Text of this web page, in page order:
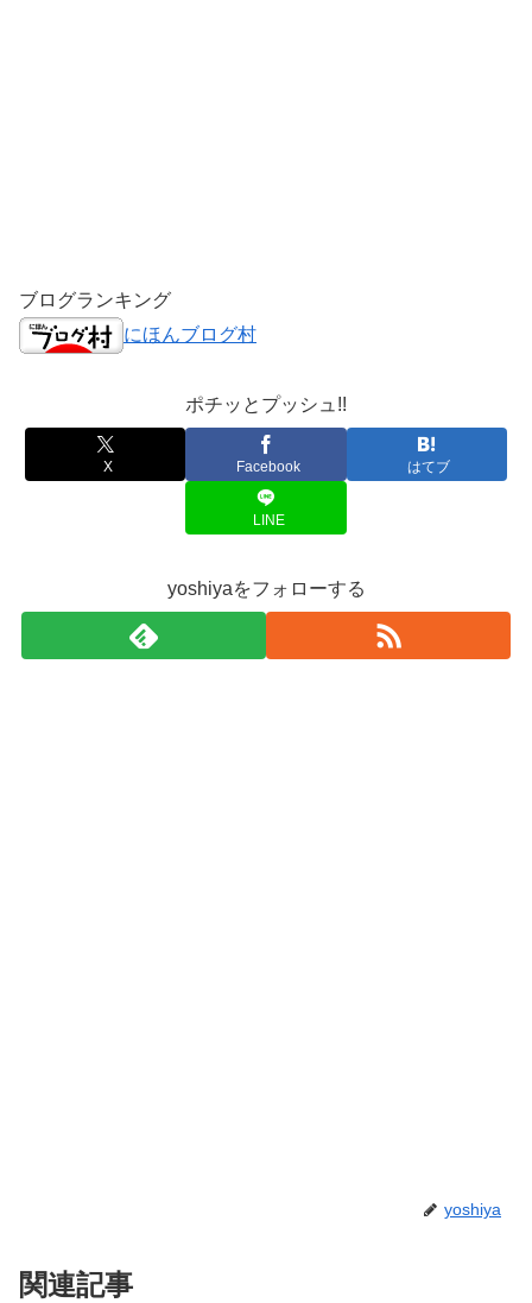
ブログランキング
にほんブログ村
ポチッとプッシュ!!
X Facebook はてブ
LINE
yoshiyaをフォローする
yoshiya
関連記事